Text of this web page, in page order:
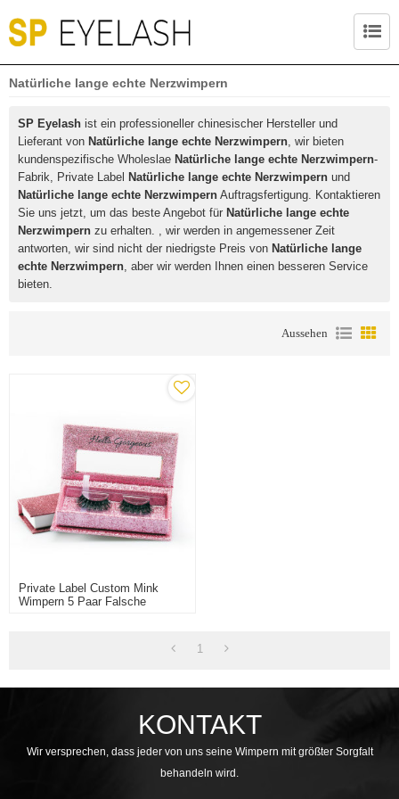
Natürliche lange echte Nerzwimpern
SP Eyelash ist ein professioneller chinesischer Hersteller und
Lieferant von Natürliche lange echte Nerzwimpern, wir bieten
kundenspezifische Wholeslae Natürliche lange echte Nerzwimpern-
Fabrik, Private Label Natürliche lange echte Nerzwimpern und
Natürliche lange echte Nerzwimpern Auftragsfertigung. Kontaktieren
Sie uns jetzt, um das beste Angebot für Natürliche lange echte
Nerzwimpern zu erhalten. , wir werden in angemessener Zeit
antworten, wir sind nicht der niedrigste Preis von Natürliche lange
echte Nerzwimpern, aber wir werden Ihnen einen besseren Service
bieten.
Aussehen
Private Label Custom Mink
Wimpern 5 Paar Falsche
1
KONTAKT
Wir versprechen, dass jeder von uns seine Wimpern mit größter Sorgfalt
behandeln wird.